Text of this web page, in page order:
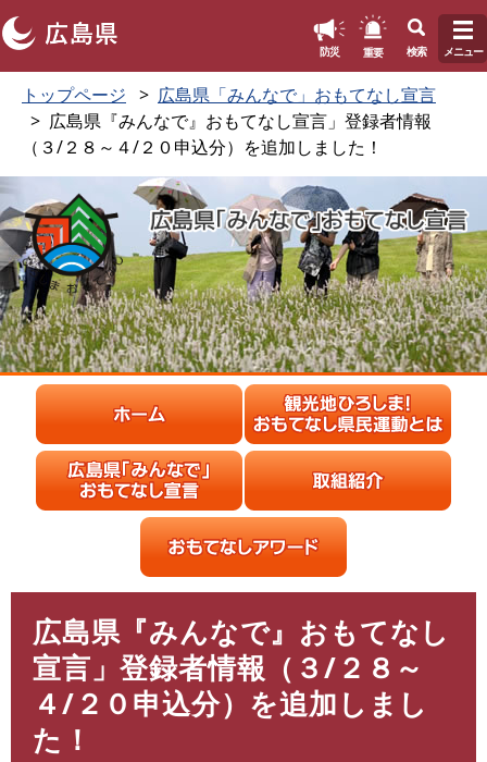
ペ
先
頭
で
す
。
メ
を
飛
ば
し
て
本
文
へ
防災 重要 検索 メニュー
トップページ
広島県「みんなで」おもてなし宣言
広島県『みんなで』おもてなし宣言」登録者情報
（３/２８～４/２０申込分）を追加しました！
広島県『みんなで』おもてなし
宣言」登録者情報（３/２８～
４/２０申込分）を追加しまし
た！